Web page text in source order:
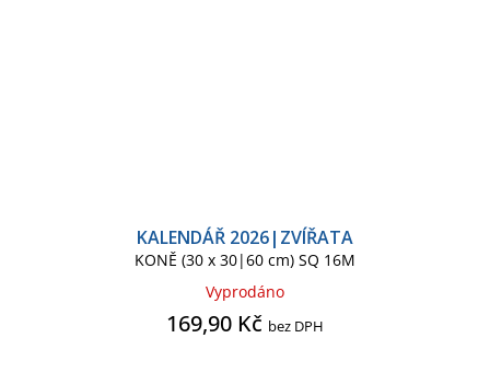
KALENDÁŘ 2026|ZVÍŘATA
KONĚ (30 x 30|60 cm) SQ 16M
Vyprodáno
169,90 Kč bez DPH